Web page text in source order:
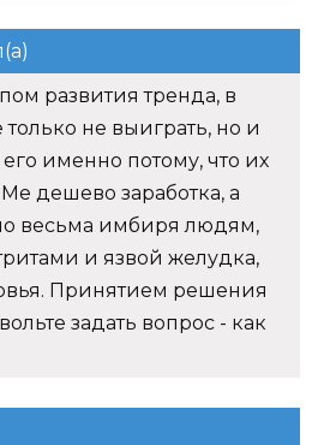
развития тренда, в
не выиграть, но и
именно потому, что их
дешево заработка, а
весьма имбиря людям,
и язвой желудка,
Принятием решения
задать вопрос - как